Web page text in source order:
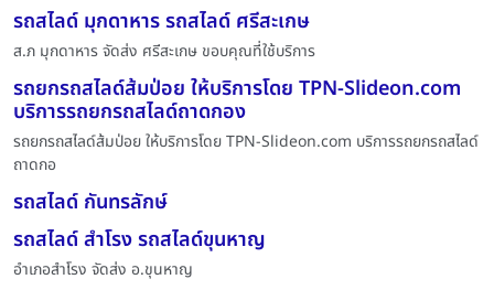
รถสไลด์ มุกดาหาร รถสไลด์ ศรีสะเกษ
ส.ภ มุกดาหาร จัดส่ง ศรีสะเกษ ขอบคุณที่ใช้บริการ
รถยกรถสไลด์ส้มป่อย ให้บริการโดย TPN-Slideon.com
บริการรถยกรถสไลด์ถาดกอง
รถยกรถสไลด์ส้มป่อย ให้บริการโดย TPN-Slideon.com บริการรถยกรถสไลด์
ถาดกอ
รถสไลด์ กันทรลักษ์
รถสไลด์ สำโรง รถสไลด์ขุนหาญ
อำเภอสำโรง จัดส่ง อ.ขุนหาญ